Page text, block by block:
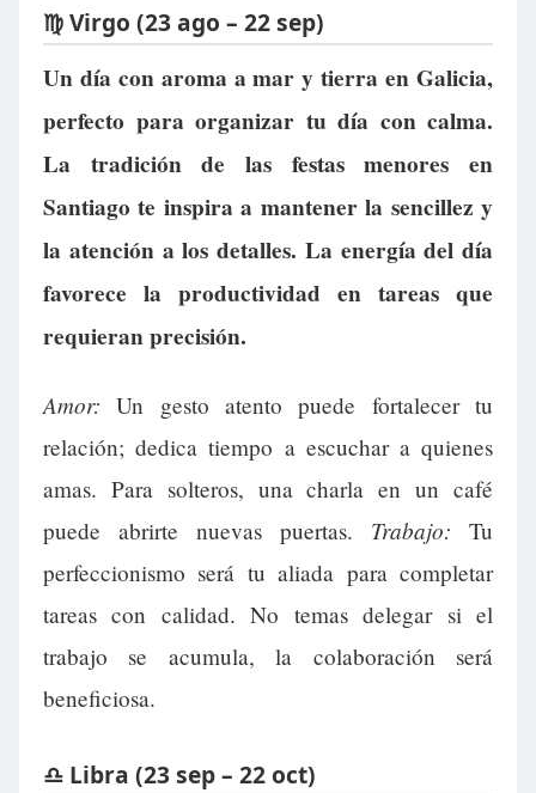
♍ Virgo (23 ago – 22 sep)
Un día con aroma a mar y tierra en Galicia,
perfecto para organizar tu día con calma.
La tradición de las festas menores en
Santiago te inspira a mantener la sencillez y
la atención a los detalles. La energía del día
favorece la productividad en tareas que
requieran precisión.
Amor: Un gesto atento puede fortalecer tu
relación; dedica tiempo a escuchar a quienes
amas. Para solteros, una charla en un café
puede abrirte nuevas puertas. Trabajo: Tu
perfeccionismo será tu aliada para completar
tareas con calidad. No temas delegar si el
trabajo se acumula, la colaboración será
beneficiosa.
♎ Libra (23 sep – 22 oct)